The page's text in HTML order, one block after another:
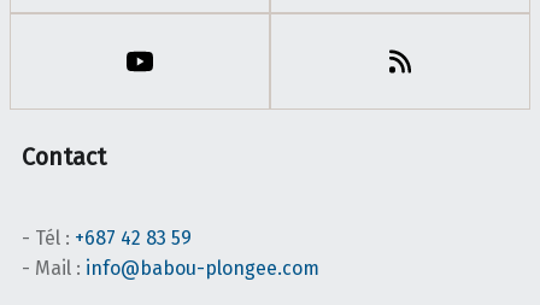
Contact
- Tél : +687 42 83 59
- Mail : info@babou-plongee.com